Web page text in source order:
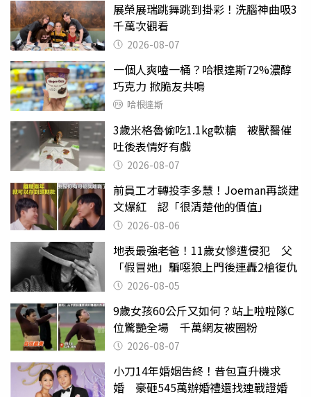
展榮展瑞跳舞跳到掛彩！洗腦神曲吸3
千萬次觀看
2026-08-07
一個人爽嗑一桶？哈根達斯72%濃醇
巧克力 掀脆友共鳴
哈根達斯
3歲米格魯偷吃1.1kg軟糖 被獸醫催
吐後表情好有戲
2026-08-07
前員工才轉投李多慧！Joeman再談建
文爆紅 認「很清楚他的價值」
2026-08-06
地表最強老爸！11歲女慘遭侵犯 父
「假冒她」騙噁狼上門後連轟2槍復仇
2026-08-05
9歲女孩60公斤又如何？站上啦啦隊C
位驚艷全場 千萬網友被圈粉
2026-08-07
小刀14年婚姻告終！昔包直升機求
婚 豪砸545萬辦婚禮還找連戰證婚